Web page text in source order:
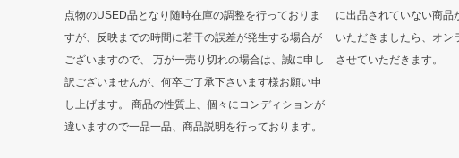
点物のUSED品となり随時在庫の調整を行っておりま
すが、反映までの時間に若干の誤差が発生する場合が
ございますので、 万が一売り切れの場合は、誠に申し
訳ございませんが、何卒ご了承下さいます様お願い申
し上げます。 商品の性質上、個々にコンディションが
違いますので一品一品、商品説明を行っております。
に出品されていない商品
いただきましたら、オン
させていただきます。